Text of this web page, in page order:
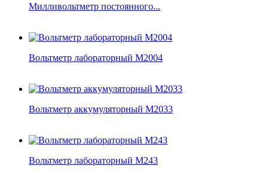
Милливольтметр постоянного...
Вольтметр лабораторный М2004
Вольтметр аккумуляторный М2033
Вольтметр лабораторный М243